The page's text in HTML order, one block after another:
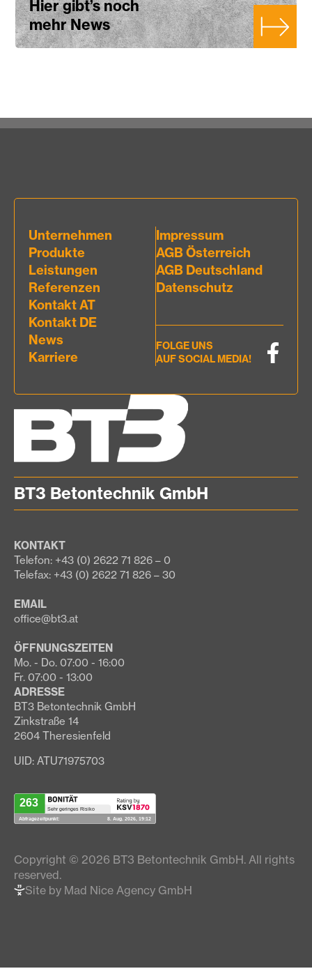
Hier gibt’s noch
mehr News
BT3 Betontechnik GmbH
KONTAKT
Telefon: +43 (0) 2622 71 826 – 0
Telefax: +43 (0) 2622 71 826 – 30
EMAIL
office@bt3.at
ÖFFNUNGSZEITEN
Mo. - Do. 07:00 - 16:00
Fr. 07:00 - 13:00
ADRESSE
BT3 Betontechnik GmbH
Zinkstraße 14
2604 Theresienfeld
UID: ATU71975703
Copyright © 2026 BT3 Betontechnik GmbH. All rights
reserved.
Site by Mad Nice Agency GmbH
Unternehmen
Produkte
Leistungen
Referenzen
Kontakt AT
Kontakt DE
News
Karriere
Impressum
AGB Österreich
AGB Deutschland
Datenschutz
FOLGE UNS
AUF SOCIAL MEDIA!